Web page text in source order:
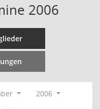
2006
2006